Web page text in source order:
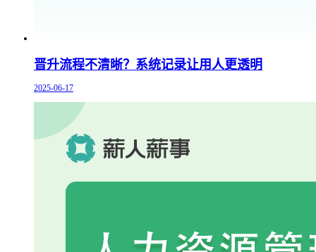
晋升流程不清晰？系统记录让用人更透明
2025-06-17